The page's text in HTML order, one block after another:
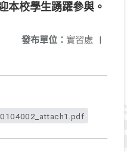
本校學生踴躍參與。
發布單位： 實習處 |